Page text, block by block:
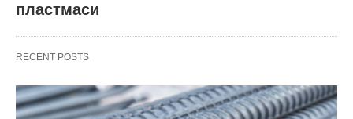
пластмаси
RECENT POSTS